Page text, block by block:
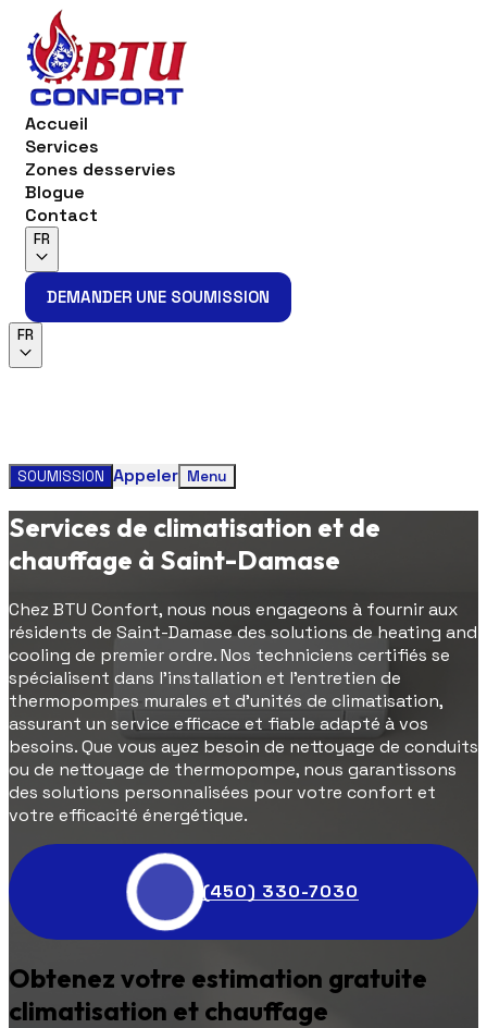
Accueil
Services
Zones desservies
Blogue
Contact
FR
DEMANDER UNE SOUMISSION
FR
SOUMISSION Appeler Menu
Services de climatisation et de
chauffage à Saint-Damase
Chez BTU Confort, nous nous engageons à fournir aux
résidents de Saint-Damase des solutions de heating and
cooling de premier ordre. Nos techniciens certifiés se
spécialisent dans l'installation et l'entretien de
thermopompes murales et d'unités de climatisation,
assurant un service efficace et fiable adapté à vos
besoins. Que vous ayez besoin de nettoyage de conduits
ou de nettoyage de thermopompe, nous garantissons
des solutions personnalisées pour votre confort et
votre efficacité énergétique.
(450) 330-7030
Obtenez votre estimation gratuite
climatisation et chauffage